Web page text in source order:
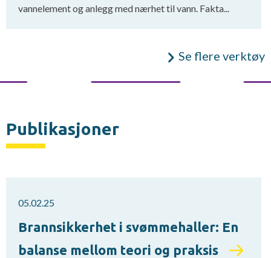
vannelement og anlegg med nærhet til vann. Fakta...
Se flere verktøy
Publikasjoner
05.02.25
Brannsikkerhet i svømmehaller: En
balanse mellom teori og praksis